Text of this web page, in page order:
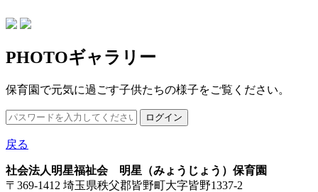
PHOTOギャラリー
保育園で元気に過ごす子供たちの様子をご覧ください。
戻る
社会法人明星福祉会 明星（みょうじょう）保育園
〒369-1412 埼玉県秩父郡皆野町大字皆野1337-2